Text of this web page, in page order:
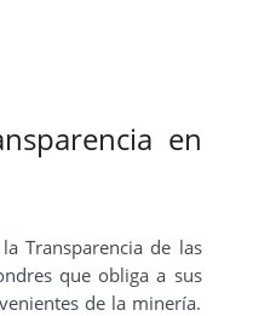
en
Transparencia de las
que obliga a sus
de la minería.